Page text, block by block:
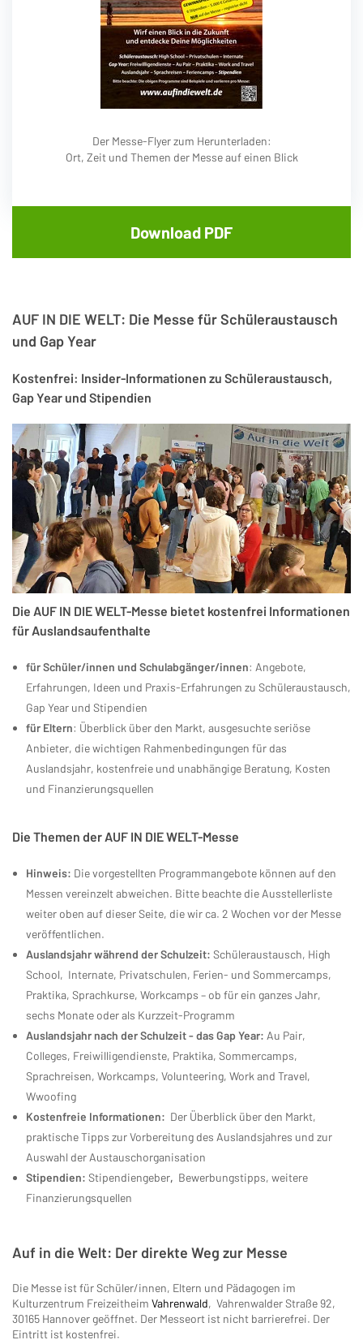
Der Messe-Flyer zum Herunterladen:
Ort, Zeit und Themen der Messe auf einen Blick
Download PDF
AUF IN DIE WELT: Die Messe für Schüleraustausch
und Gap Year
Kostenfrei: Insider-Informationen zu Schüleraustausch,
Gap Year und Stipendien
Die AUF IN DIE WELT-Messe bietet kostenfrei Informationen
für Auslandsaufenthalte
für Schüler/innen und Schulabgänger/innen: Angebote,
Erfahrungen, Ideen und Praxis-Erfahrungen zu Schüleraustausch,
Gap Year und Stipendien
für Eltern: Überblick über den Markt, ausgesuchte seriöse
Anbieter, die wichtigen Rahmenbedingungen für das
Auslandsjahr, kostenfreie und unabhängige Beratung, Kosten
und Finanzierungsquellen
Die Themen der AUF IN DIE WELT-Messe
Hinweis: Die vorgestellten Programmangebote können auf den
Messen vereinzelt abweichen. Bitte beachte die Ausstellerliste
weiter oben auf dieser Seite, die wir ca. 2 Wochen vor der Messe
veröffentlichen.
Auslandsjahr während der Schulzeit: Schüleraustausch, High
School, Internate, Privatschulen, Ferien- und Sommercamps,
Praktika, Sprachkurse, Workcamps – ob für ein ganzes Jahr,
sechs Monate oder als Kurzzeit-Programm
Auslandsjahr nach der Schulzeit - das Gap Year: Au Pair,
Colleges, Freiwilligendienste, Praktika, Sommercamps,
Sprachreisen, Workcamps, Volunteering, Work and Travel,
Wwoofing
Kostenfreie Informationen: Der Überblick über den Markt,
praktische Tipps zur Vorbereitung des Auslandsjahres und zur
Auswahl der Austauschorganisation
Stipendien: Stipendiengeber, Bewerbungstipps, weitere
Finanzierungsquellen
Auf in die Welt: Der direkte Weg zur Messe
Die Messe ist für Schüler/innen, Eltern und Pädagogen im
Kulturzentrum Freizeitheim Vahrenwald, Vahrenwalder Straße 92,
30165 Hannover geöffnet. Der Messeort ist nicht barrierefrei. Der
Eintritt ist kostenfrei.